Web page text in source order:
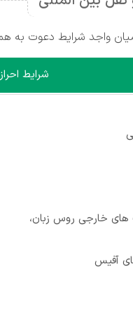
واجد شرایط دعوت به
شرایط احراز
های خارجی روس زبان،
آفیس